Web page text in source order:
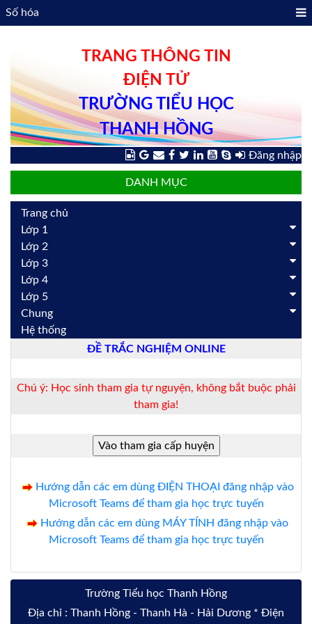
Số hóa
TRANG THÔNG TIN
ĐIỆN TỬ
TRƯỜNG TIỂU HỌC
THANH HỒNG
Đăng nhập
DANH MỤC
Trang chủ
Lớp 1
Lớp 2
Lớp 3
Lớp 4
Lớp 5
Chung
Hệ thống
ĐỀ TRẮC NGHIỆM ONLINE
Chú ý: Học sinh tham gia tự nguyện, không bắt buộc phải
tham gia!
Hướng dẫn các em dùng ĐIỆN THOẠI đăng nhập vào
Microsoft Teams để tham gia học trực tuyến
Hướng dẫn các em dùng MÁY TÍNH đăng nhập vào
Microsoft Teams để tham gia học trực tuyến
Trường Tiểu học Thanh Hồng
Địa chỉ : Thanh Hồng - Thanh Hà - Hải Dương * Điện